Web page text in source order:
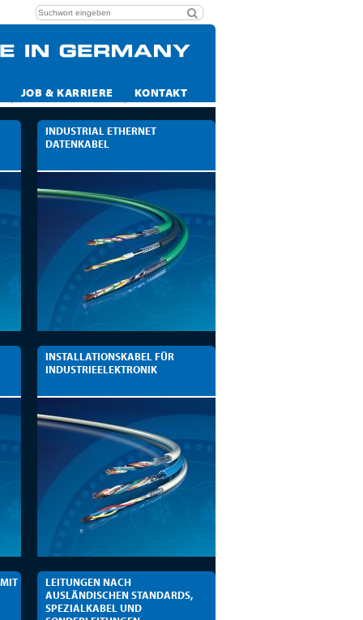
JOB & KARRIERE KONTAKT
INDUSTRIAL ETHERNET
DATENKABEL
INSTALLATIONSKABEL FÜR
INDUSTRIEELEKTRONIK
LEITUNGEN NACH
AUSLÄNDISCHEN STANDARDS,
SPEZIALKABEL UND